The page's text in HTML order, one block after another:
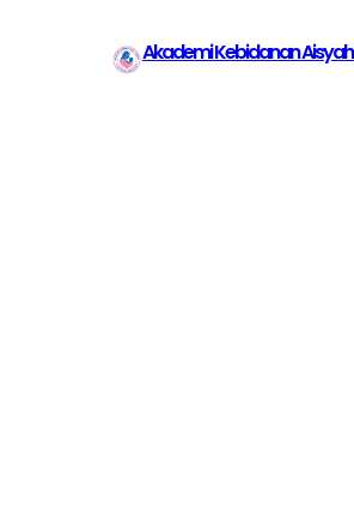
Akademi Kebidanan